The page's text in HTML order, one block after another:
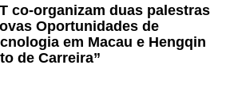
co-organizam duas palestras
Oportunidades de
em Macau e Hengqin
de Carreira”